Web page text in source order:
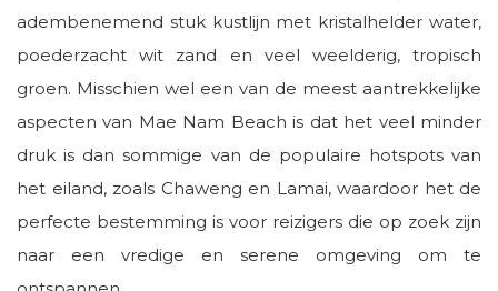
adembenemend stuk kustlijn met kristalhelder water,
poederzacht wit zand en veel weelderig, tropisch
groen. Misschien wel een van de meest aantrekkelijke
aspecten van Mae Nam Beach is dat het veel minder
druk is dan sommige van de populaire hotspots van
het eiland, zoals Chaweng en Lamai, waardoor het de
perfecte bestemming is voor reizigers die op zoek zijn
naar een vredige en serene omgeving om te